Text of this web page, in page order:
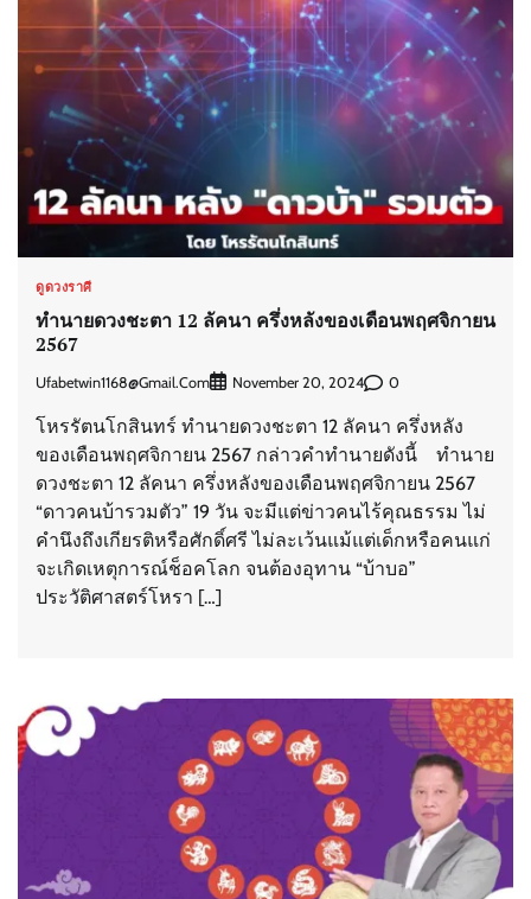
ดูดวงราศี
ทำนายดวงชะตา 12 ลัคนา ครึ่งหลังของเดือนพฤศจิกายน
2567
Ufabetwin1168@gmail.com November 20, 2024 0
โหรรัตนโกสินทร์ ทำนายดวงชะตา 12 ลัคนา ครึ่งหลัง
ของเดือนพฤศจิกายน 2567 กล่าวคำทำนายดังนี้ ทำนาย
ดวงชะตา 12 ลัคนา ครึ่งหลังของเดือนพฤศจิกายน 2567
“ดาวคนบ้ารวมตัว” 19 วัน จะมีแต่ข่าวคนไร้คุณธรรม ไม่
คำนึงถึงเกียรติหรือศักดิ์ศรี ไม่ละเว้นแม้แต่เด็กหรือคนแก่
จะเกิดเหตุการณ์ช็อคโลก จนต้องอุทาน “บ้าบอ”
ประวัติศาสตร์โหรา […]